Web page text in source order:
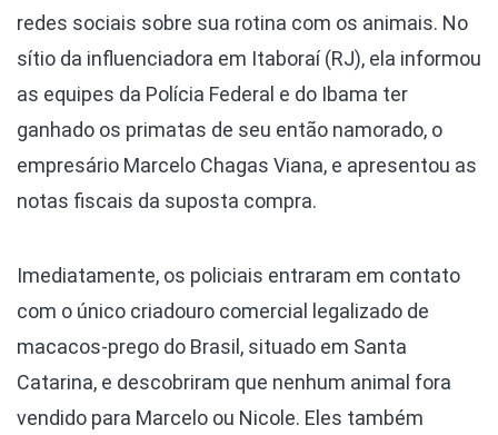
redes sociais sobre sua rotina com os animais. No
sítio da influenciadora em Itaboraí (RJ), ela informou
as equipes da Polícia Federal e do Ibama ter
ganhado os primatas de seu então namorado, o
empresário Marcelo Chagas Viana, e apresentou as
notas fiscais da suposta compra.
Imediatamente, os policiais entraram em contato
com o único criadouro comercial legalizado de
macacos-prego do Brasil, situado em Santa
Catarina, e descobriram que nenhum animal fora
vendido para Marcelo ou Nicole. Eles também